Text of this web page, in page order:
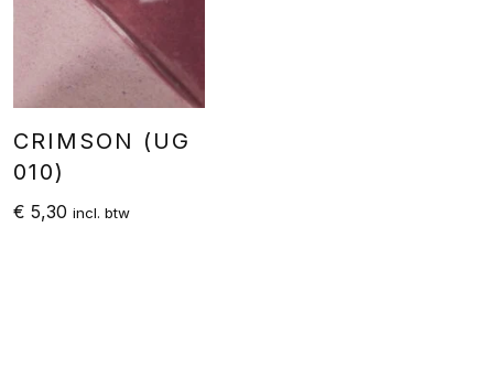
CRIMSON (UG
010)
€ 5,30 incl. btw